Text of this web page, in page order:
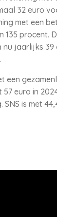
32 euro
met een
135 procent.
jaarlijks 39
een
57 euro in
is met